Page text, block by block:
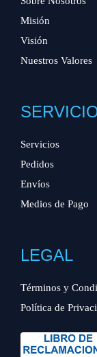
Misión
Visión
Nuestros Valores
Servicios
Pedidos
Envíos
Medios de Pago
LEGAL
Términos y
Política de